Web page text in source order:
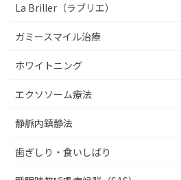
La Briller（ラブリエ）
ガミースマイル治療
ホワイトニング
エクソソーム療法
静脈内鎮静法
歯ぎしり・食いしばり